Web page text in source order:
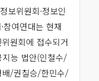
보위원회·정보인
참여연대는 현재
원회에 접수되거
능 법안(인철수/
/권칠승/한민수/